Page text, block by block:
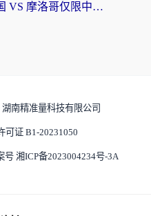
在国外看世界杯法国 VS 摩洛哥仅限中国大陆？海外党这样看中文解说赛事不卡顿
湖南精准量科技有限公司
可证 B1-20231050
号 湘ICP备2023004234号-3A